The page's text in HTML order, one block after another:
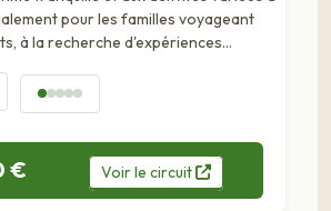
pour les familles voyageant
à la recherche d'expériences
€ Voirle circuit